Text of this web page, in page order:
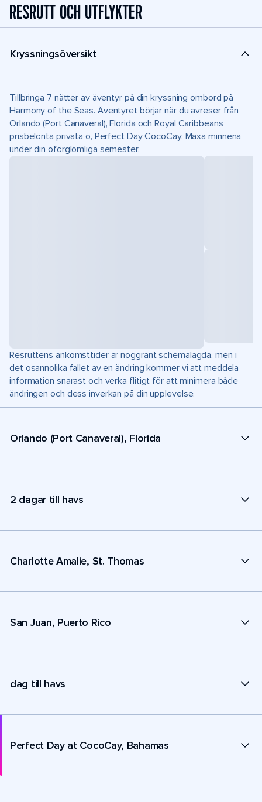
RESRUTT OCH UTFLYKTER
Kryssningsöversikt
Tillbringa 7 nätter av äventyr på din kryssning ombord på
Harmony of the Seas. Äventyret börjar när du avreser från
Orlando (Port Canaveral), Florida och Royal Caribbeans
prisbelönta privata ö, Perfect Day CocoCay. Maxa minnena
under din oförglömliga semester.
Resruttens ankomsttider är noggrant schemalagda, men i
det osannolika fallet av en ändring kommer vi att meddela
information snarast och verka flitigt för att minimera både
ändringen och dess inverkan på din upplevelse.
Orlando (Port Canaveral), Florida
2 dagar till havs
Charlotte Amalie, St. Thomas
San Juan, Puerto Rico
dag till havs
Perfect Day at CocoCay, Bahamas